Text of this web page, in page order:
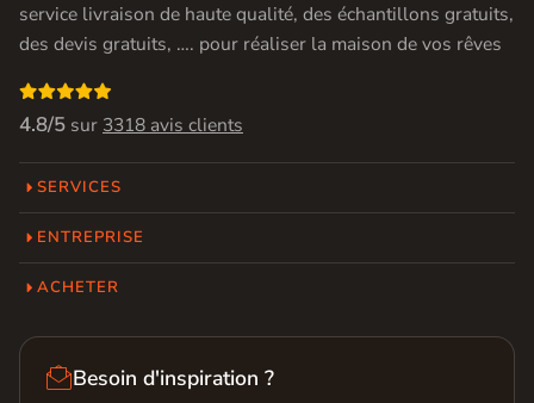
service livraison de haute qualité, des échantillons gratuits,
des devis gratuits, …. pour réaliser la maison de vos rêves

4.8/5 sur 3318 avis clients
SERVICES
ENTREPRISE
ACHETER
Besoin d'inspiration ?